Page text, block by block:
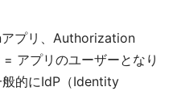
プリ、Authorization
アプリのユーザーとなり
的にIdP（Identity